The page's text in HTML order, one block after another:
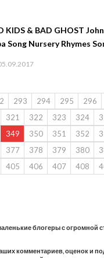
KIDS & BAD GHOST
Song Nursery Rhymes
Colors for Children
293 294 295 296
321 322 323 324
349 350 351 352
377 378 379 380
405 406 407 408
блогеры с огромной
комментариев, оценок и